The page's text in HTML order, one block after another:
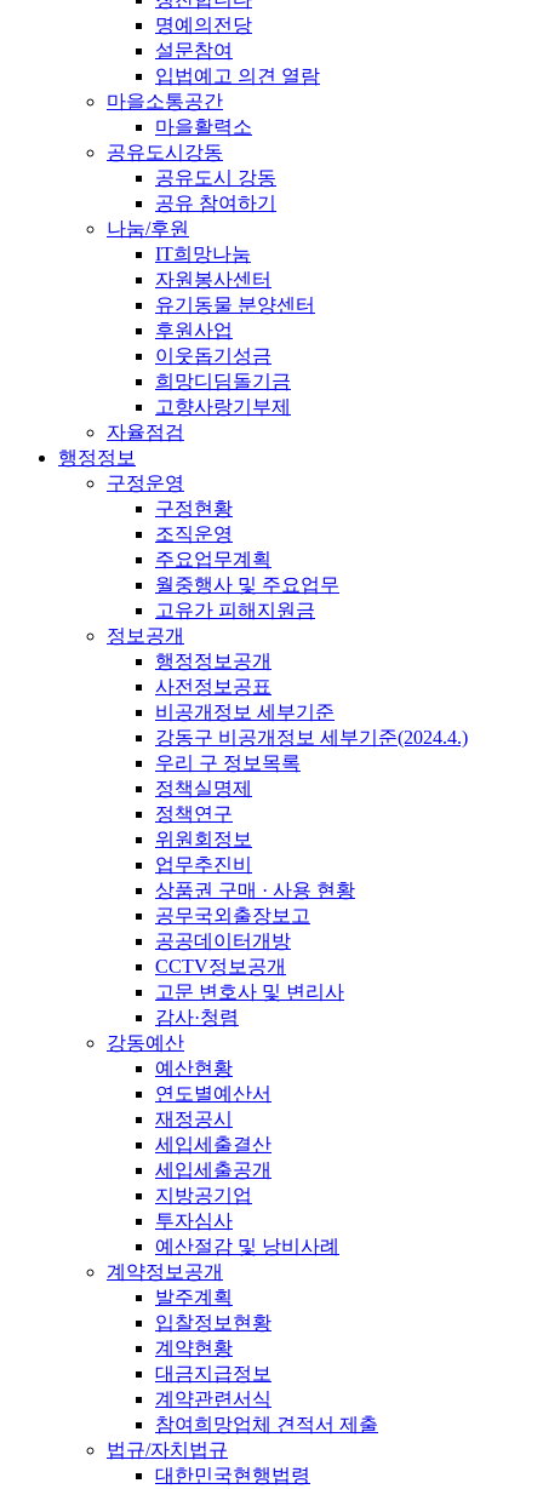
명예의전당
설문참여
입법예고 의견 열람
마을소통공간
마을활력소
공유도시강동
공유도시 강동
공유 참여하기
나눔/후원
IT희망나눔
자원봉사센터
유기동물 분양센터
후원사업
이웃돕기성금
희망디딤돌기금
고향사랑기부제
자율점검
행정정보
구정운영
구정현황
조직운영
주요업무계획
월중행사 및 주요업무
고유가 피해지원금
정보공개
행정정보공개
사전정보공표
비공개정보 세부기준
강동구 비공개정보 세부기준(2024.4.)
우리 구 정보목록
정책실명제
정책연구
위원회정보
업무추진비
상품권 구매 · 사용 현황
공무국외출장보고
공공데이터개방
CCTV정보공개
고문 변호사 및 변리사
감사·청렴
강동예산
예산현황
연도별예산서
재정공시
세입세출결산
세입세출공개
지방공기업
투자심사
예산절감 및 낭비사례
계약정보공개
발주계획
입찰정보현황
계약현황
대금지급정보
계약관련서식
참여희망업체 견적서 제출
법규/자치법규
대한민국현행법령